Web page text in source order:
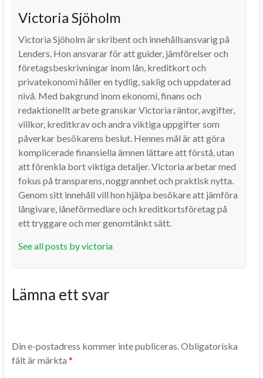
Victoria Sjöholm
Victoria Sjöholm är skribent och innehållsansvarig på
Lenders. Hon ansvarar för att guider, jämförelser och
företagsbeskrivningar inom lån, kreditkort och
privatekonomi håller en tydlig, saklig och uppdaterad
nivå. Med bakgrund inom ekonomi, finans och
redaktionellt arbete granskar Victoria räntor, avgifter,
villkor, kreditkrav och andra viktiga uppgifter som
påverkar besökarens beslut. Hennes mål är att göra
komplicerade finansiella ämnen lättare att förstå, utan
att förenkla bort viktiga detaljer. Victoria arbetar med
fokus på transparens, noggrannhet och praktisk nytta.
Genom sitt innehåll vill hon hjälpa besökare att jämföra
långivare, låneförmedlare och kreditkortsföretag på
ett tryggare och mer genomtänkt sätt.
See all posts by victoria
Lämna ett svar
Din e-postadress kommer inte publiceras.Obligatoriska
fält är märkta *